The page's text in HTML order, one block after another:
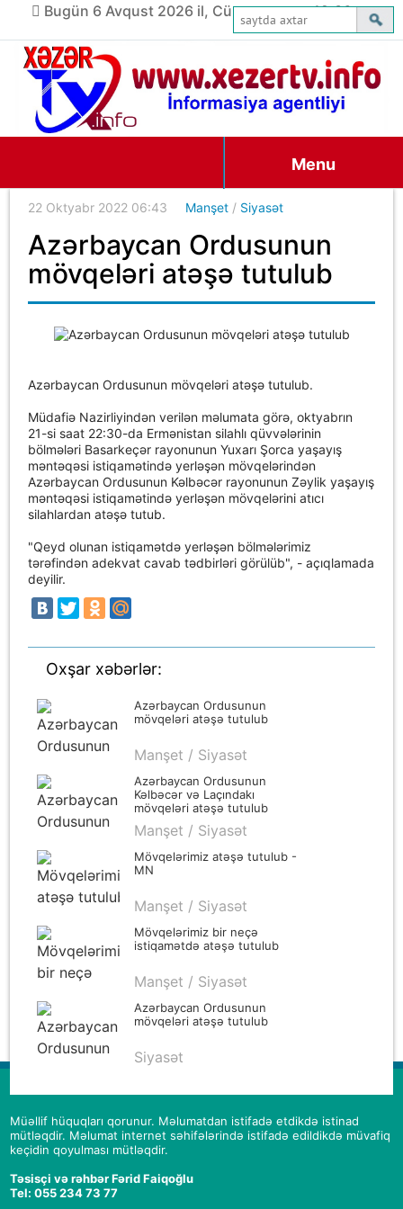
Bugün 6 Avqust 2026 il, Cümə axşamı, 12:36
Menu
22 Oktyabr 2022 06:43 Manşet / Siyasət
Azərbaycan Ordusunun
mövqeləri atəşə tutulub
Azərbaycan Ordusunun mövqeləri atəşə tutulub.
Müdafiə Nazirliyindən verilən məlumata görə, oktyabrın
21-si saat 22:30-da Ermənistan silahlı qüvvələrinin
bölmələri Basarkeçər rayonunun Yuxarı Şorca yaşayış
məntəqəsi istiqamətində yerləşən mövqelərindən
Azərbaycan Ordusunun Kəlbəcər rayonunun Zəylik yaşayış
məntəqəsi istiqamətində yerləşən mövqelərini atıcı
silahlardan atəşə tutub.
"Qeyd olunan istiqamətdə yerləşən bölmələrimiz
tərəfindən adekvat cavab tədbirləri görülüb", - açıqlamada
deyilir.
Oxşar xəbərlər:
Azərbaycan Ordusunun
mövqeləri atəşə tutulub
Manşet / Siyasət
Azərbaycan Ordusunun
Kəlbəcər və Laçındakı
mövqeləri atəşə tutulub
Manşet / Siyasət
Mövqelərimiz atəşə tutulub -
MN
Manşet / Siyasət
Mövqelərimiz bir neçə
istiqamətdə atəşə tutulub
Manşet / Siyasət
Azərbaycan Ordusunun
mövqeləri atəşə tutulub
Siyasət
Müəllif hüquqları qorunur. Məlumatdan istifadə etdikdə istinad
mütləqdir. Məlumat internet səhifələrində istifadə edildikdə müvafiq
keçidin qoyulması mütləqdir.
Təsisçi və rəhbər Fərid Faiqoğlu
Tel: 055 234 73 77